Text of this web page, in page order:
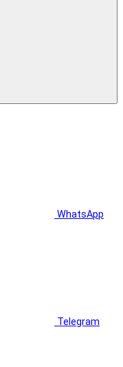
WhatsApp
Telegram